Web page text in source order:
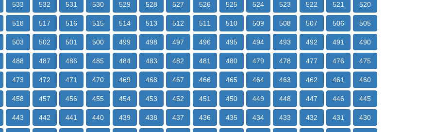
533 532 531 530 529 528 527 526 525 524 523 522 521 520
518 517 516 515 514 513 512 511 510 509 508 507 506 505
503 502 501 500 499 498 497 496 495 494 493 492 491 490
488 487 486 485 484 483 482 481 480 479 478 477 476 475
473 472 471 470 469 468 467 466 465 464 463 462 461 460
458 457 456 455 454 453 452 451 450 449 448 447 446 445
443 442 441 440 439 438 437 436 435 434 433 432 431 430